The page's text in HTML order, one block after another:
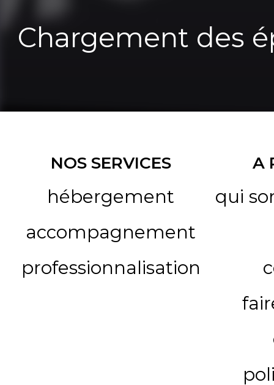
Chargement des
NOS SERVICES
hébergement
accompagnement
professionnalisation
A
qui